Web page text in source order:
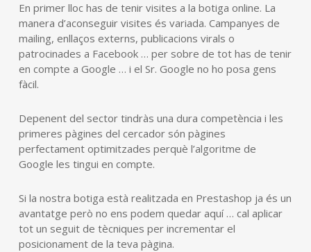
En primer lloc has de tenir visites a la botiga online. La
manera d’aconseguir visites és variada. Campanyes de
mailing, enllaços externs, publicacions virals o
patrocinades a Facebook … per sobre de tot has de tenir
en compte a Google … i el Sr. Google no ho posa gens
fàcil.
Depenent del sector tindràs una dura competència i les
primeres pàgines del cercador són pàgines
perfectament optimitzades perquè l’algoritme de
Google les tingui en compte.
Si la nostra botiga està realitzada en Prestashop ja és un
avantatge però no ens podem quedar aquí … cal aplicar
tot un seguit de tècniques per incrementar el
posicionament de la teva pàgina.